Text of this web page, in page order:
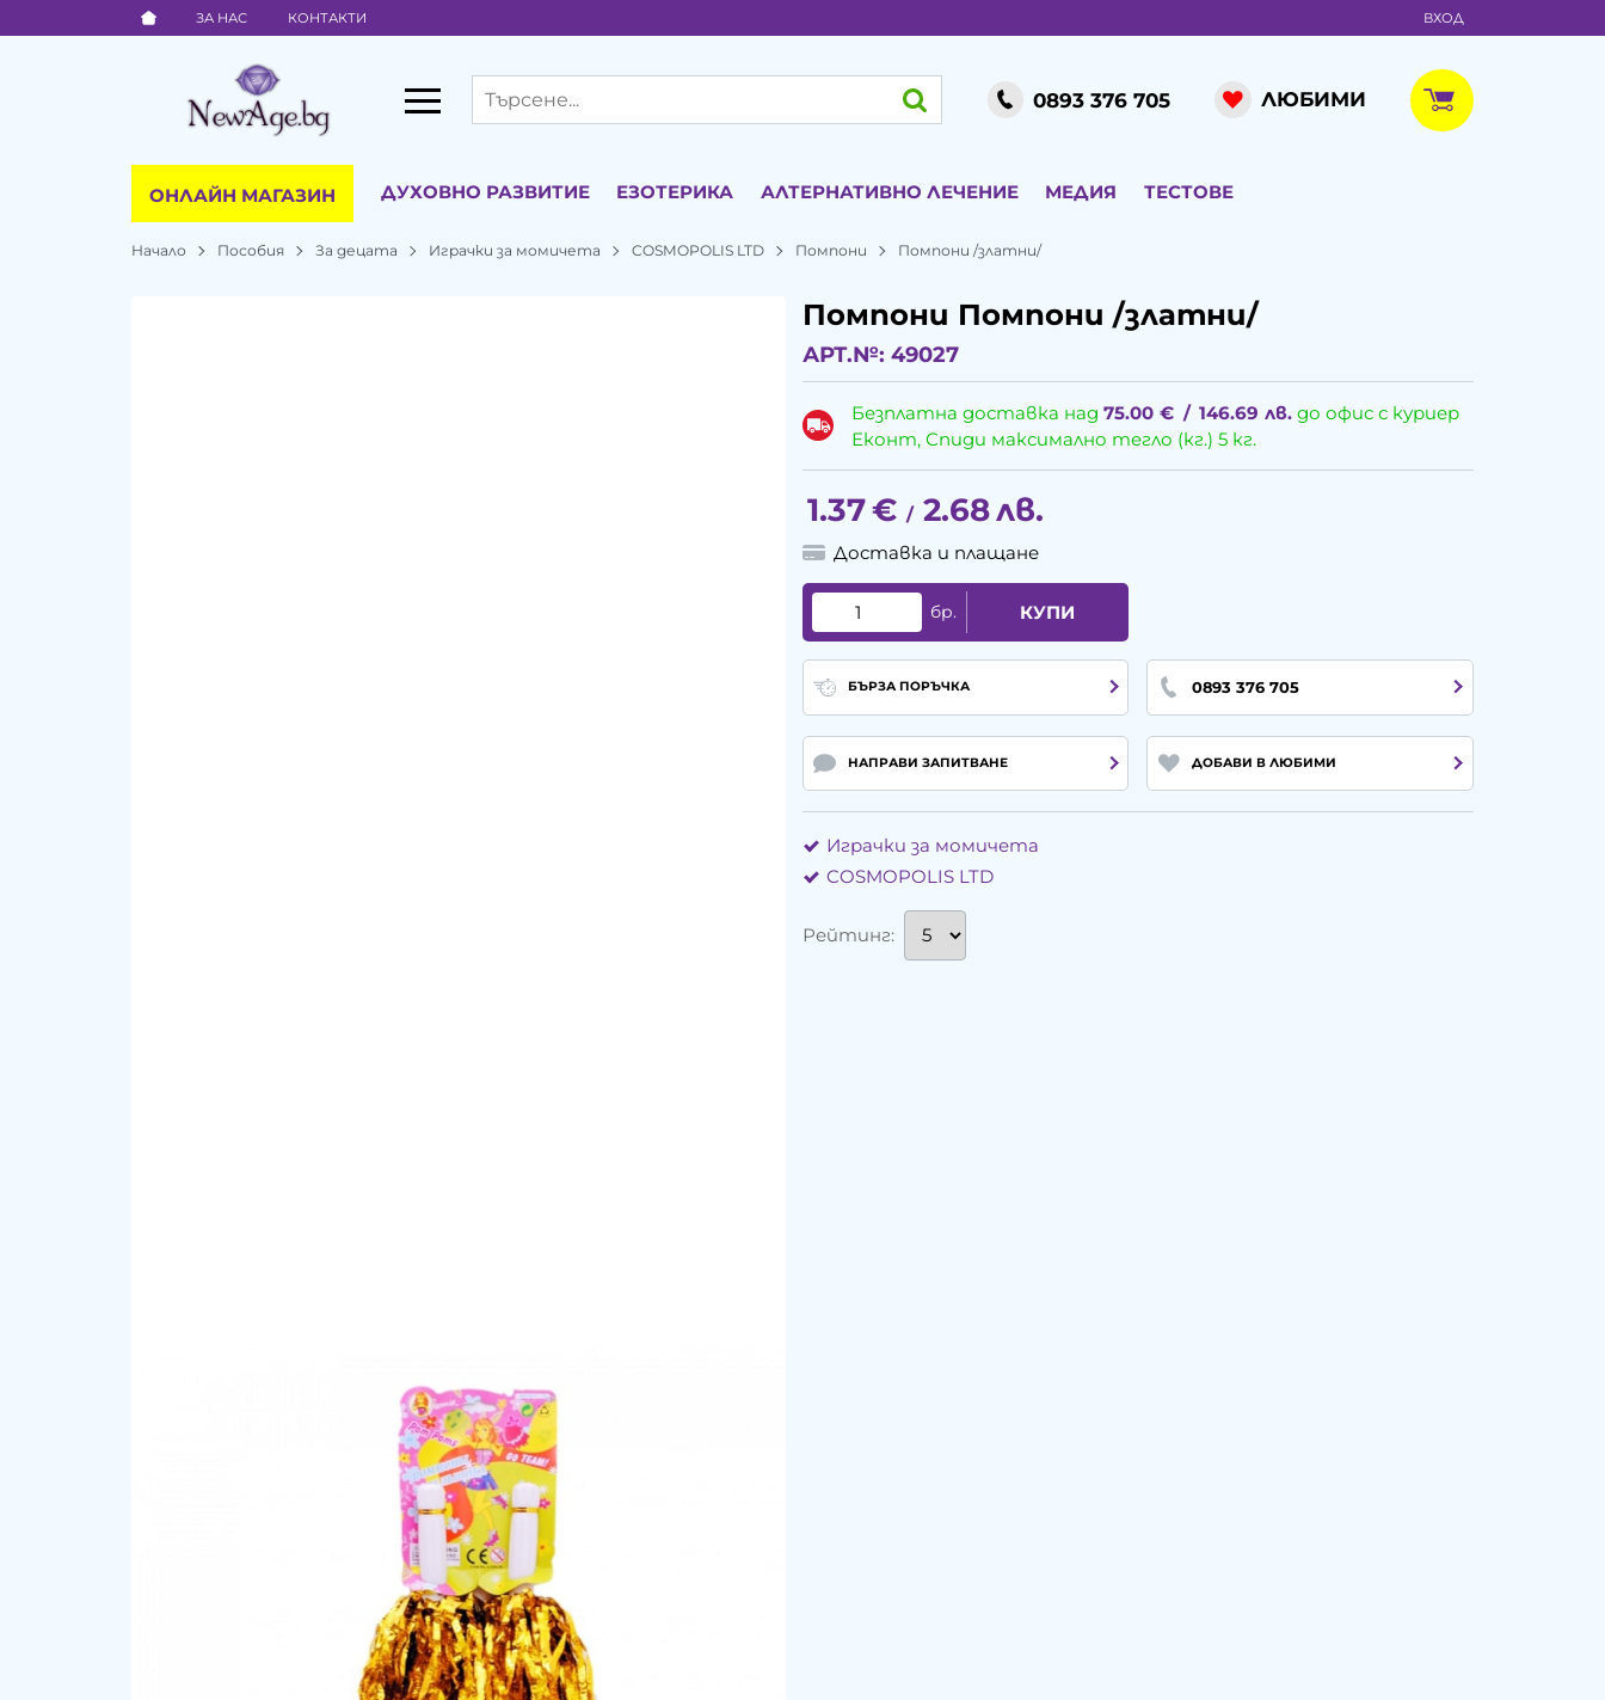
ЗА НАС КОНТАКТИ ВХОД
0893 376 705 ЛЮБИМИ
ОНЛАЙН МАГАЗИН ДУХОВНО РАЗВИТИЕ ЕЗОТЕРИКА АЛТЕРНАТИВНО ЛЕЧЕНИЕ МЕДИЯ ТЕСТОВЕ
Начало Пособия За децата Играчки за момичета COSMOPOLIS LTD Помпони Помпони /златни/
Помпони Помпони /златни/
АРТ.№: 49027
Безплатна доставка над75.00 € / 146.69 лв. до офис с куриер
Еконт, Спиди максимално тегло (кг.) 5 кг.
1.37€ / 2.68лв.
Доставка и плащане
бр. КУПИ
БЪРЗА ПОРЪЧКА 0893 376 705
НАПРАВИ ЗАПИТВАНЕ ДОБАВИ В ЛЮБИМИ
Играчки за момичета
COSMOPOLIS LTD
Рейтинг: